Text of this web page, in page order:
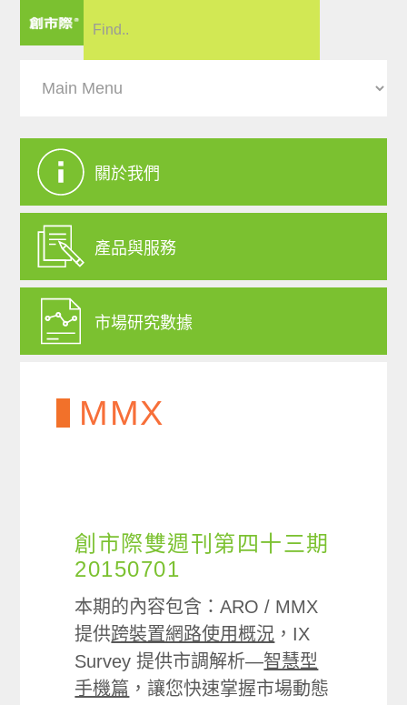
關於我們
產品與服務
市場研究數據
MMX
創市際雙週刊第四十三期
20150701
本期的內容包含：ARO / MMX
提供跨裝置網路使用概況 ，IX
Survey 提供市調解析—智慧型
手機篇 ，讓您快速掌握市場動態